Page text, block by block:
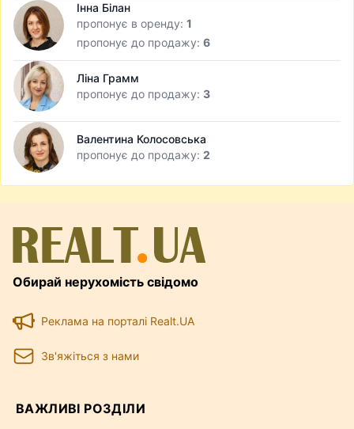
Інна Білан
пропонує в оренду: 1
пропонує до продажу: 6
Ліна Грамм
пропонує до продажу: 3
Валентина Колосовська
пропонує до продажу: 2
Обирай нерухомість свідомо
Реклама на порталі Realt.UA
Зв'яжіться з нами
ВАЖЛИВІ РОЗДІЛИ